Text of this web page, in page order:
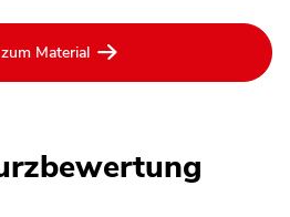
Material